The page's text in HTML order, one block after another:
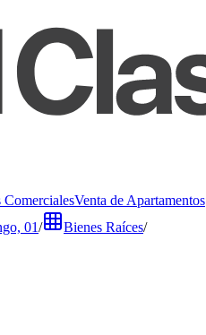
ComercialesVenta de Apartamentos
01/ Bienes Raíces/